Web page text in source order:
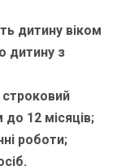
дитину віком
дитину з
строковий
12 місяців;
роботи;